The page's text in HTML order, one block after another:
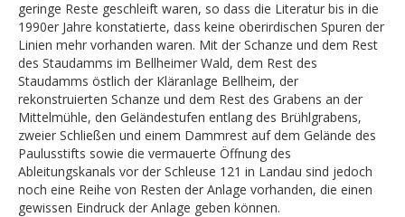
geringe Reste geschleift waren, so dass die Literatur bis in die
1990er Jahre konstatierte, dass keine oberirdischen Spuren der
Linien mehr vorhanden waren. Mit der Schanze und dem Rest
des Staudamms im Bellheimer Wald, dem Rest des
Staudamms östlich der Kläranlage Bellheim, der
rekonstruierten Schanze und dem Rest des Grabens an der
Mittelmühle, den Geländestufen entlang des Brühlgrabens,
zweier Schließen und einem Dammrest auf dem Gelände des
Paulusstifts sowie die vermauerte Öffnung des
Ableitungskanals vor der Schleuse 121 in Landau sind jedoch
noch eine Reihe von Resten der Anlage vorhanden, die einen
gewissen Eindruck der Anlage geben können.